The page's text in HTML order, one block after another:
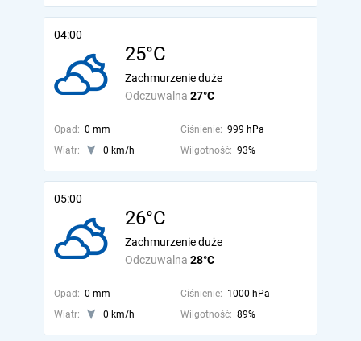
04:00
25°C
Odczuwalna 27°C
Zachmurzenie duże
Opad: 0 mm Ciśnienie: 999 hPa
Wiatr:
0 km/h Wilgotność: 93%
05:00
26°C
Odczuwalna 28°C
Zachmurzenie duże
Opad: 0 mm Ciśnienie: 1000 hPa
Wiatr:
0 km/h Wilgotność: 89%